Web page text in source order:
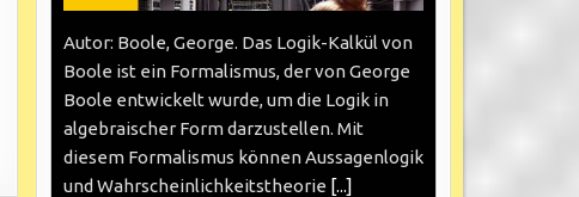
Autor: Boole, George. Das Logik-Kalkül von
Boole ist ein Formalismus, der von George
Boole entwickelt wurde, um die Logik in
algebraischer Form darzustellen. Mit
diesem Formalismus können Aussagenlogik
und Wahrscheinlichkeitstheorie [...]